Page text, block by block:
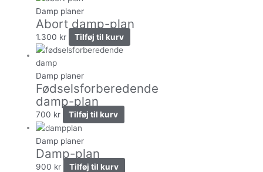
Damp planer
Abort damp-plan
1.300 kr Tilføj til kurv
Damp planer
Fødselsforberedende
damp-plan
700 kr Tilføj til kurv
Damp planer
Damp-plan
900 kr Tilføj til kurv